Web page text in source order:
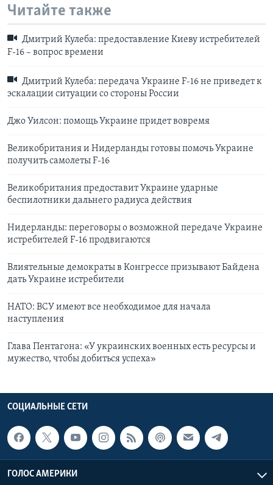
Читайте также
Дмитрий Кулеба: предоставление Киеву истребителей
F-16 – вопрос времени
Дмитрий Кулеба: передача Украине F-16 не приведет к
эскалации ситуации со стороны России
Джо Уилсон: помощь Украине придет вовремя
Великобритания и Нидерланды готовы помочь Украине
получить самолеты F-16
Великобритания предоставит Украине ударные
беспилотники дальнего радиуса действия
Нидерланды: переговоры о возможной передаче Украине
истребителей F-16 продвигаются
Влиятельные демократы в Конгрессе призывают Байдена
дать Украине истребители
НАТО: ВСУ имеют все необходимое для начала
наступления
Глава Пентагона: «У украинских военных есть ресурсы и
мужество, чтобы добиться успеха»
СОЦИАЛЬНЫЕ СЕТИ
ГОЛОС АМЕРИКИ